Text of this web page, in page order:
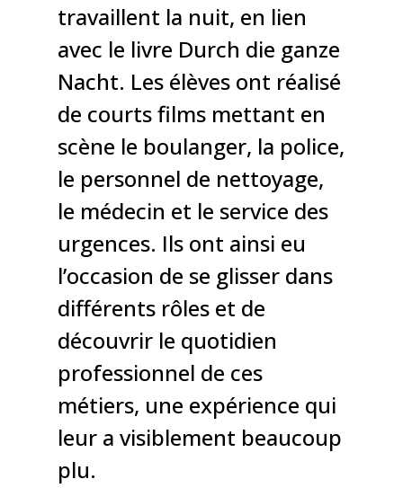
travaillent la nuit, en lien
avec le livre Durch die ganze
Nacht. Les élèves ont réalisé
de courts films mettant en
scène le boulanger, la police,
le personnel de nettoyage,
le médecin et le service des
urgences. Ils ont ainsi eu
l’occasion de se glisser dans
différents rôles et de
découvrir le quotidien
professionnel de ces
métiers, une expérience qui
leur a visiblement beaucoup
plu.